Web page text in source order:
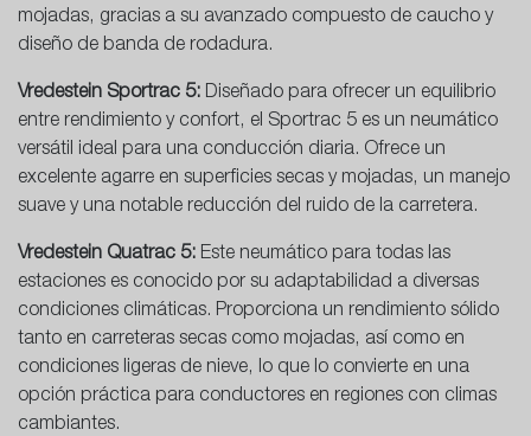
mojadas, gracias a su avanzado compuesto de caucho y
diseño de banda de rodadura.
Vredestein Sportrac 5: Diseñado para ofrecer un equilibrio
entre rendimiento y confort, el Sportrac 5 es un neumático
versátil ideal para una conducción diaria. Ofrece un
excelente agarre en superficies secas y mojadas, un manejo
suave y una notable reducción del ruido de la carretera.
Vredestein Quatrac 5: Este neumático para todas las
estaciones es conocido por su adaptabilidad a diversas
condiciones climáticas. Proporciona un rendimiento sólido
tanto en carreteras secas como mojadas, así como en
condiciones ligeras de nieve, lo que lo convierte en una
opción práctica para conductores en regiones con climas
cambiantes.